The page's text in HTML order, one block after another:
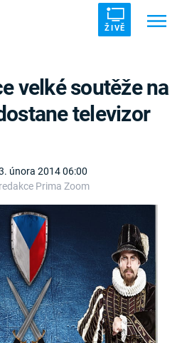
ŽIVĚ
února 2014 06:00
redakce Prima Zoom
velké soutěže na
televizor